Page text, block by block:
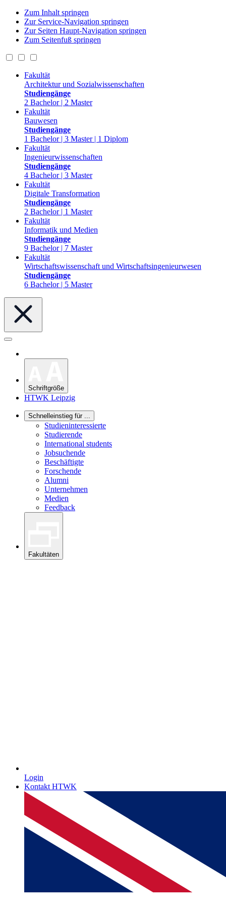
Zum Inhalt springen
Zur Service-Navigation springen
Zur Seiten Haupt-Navigation springen
Zum Seitenfuß springen
Fakultät
Architektur und Sozialwissenschaften
Studiengänge
2 Bachelor | 2 Master
Fakultät
Bauwesen
Studiengänge
1 Bachelor | 3 Master | 1 Diplom
Fakultät
Ingenieurwissenschaften
Studiengänge
4 Bachelor | 3 Master
Fakultät
Digitale Transformation
Studiengänge
2 Bachelor | 1 Master
Fakultät
Informatik und Medien
Studiengänge
9 Bachelor | 7 Master
Fakultät
Wirtschaftswissenschaft und Wirtschaftsingenieurwesen
Studiengänge
6 Bachelor | 5 Master
Schriftgröße
HTWK Leipzig
Schnelleinstieg für ...
Studieninteressierte
Studierende
International students
Jobsuchende
Beschäftigte
Forschende
Alumni
Unternehmen
Medien
Feedback
Fakultäten
Login
Kontakt HTWK